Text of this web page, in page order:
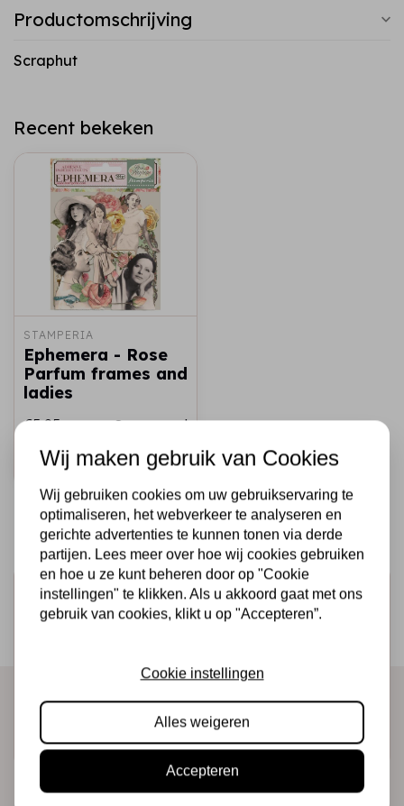
Productomschrijving
Scraphut
Recent bekeken
STAMPERIA
Ephemera - Rose
Parfum frames and
ladies
€5,95 Op voorraad
Snel toevoegen
Schrijf je in voor de nieuwsbrief
Ontvang als eerste onze actie en nieuwe producten
Wij maken gebruik van Cookies
Wij gebruiken cookies om uw gebruikservaring te
optimaliseren, het webverkeer te analyseren en
gerichte advertenties te kunnen tonen via derde
partijen. Lees meer over hoe wij cookies gebruiken
en hoe u ze kunt beheren door op "Cookie
instellingen" te klikken. Als u akkoord gaat met ons
gebruik van cookies, klikt u op "Accepteren”.
Cookie instellingen
Alles weigeren
Accepteren